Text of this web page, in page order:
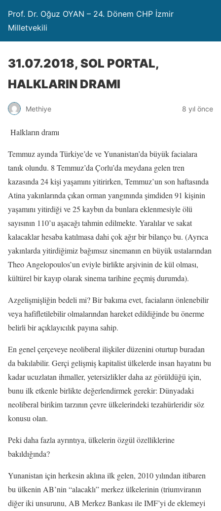
Prof. Dr. Oğuz OYAN – 24. Dönem CHP İzmir
Milletvekili
31.07.2018, SOL PORTAL,
HALKLARIN DRAMI
Methiye 8 yıl önce
Halkların dramı
Temmuz ayında Türkiye’de ve Yunanistan’da büyük facialara
tanık olundu. 8 Temmuz’da Çorlu’da meydana gelen tren
kazasında 24 kişi yaşamını yitirirken, Temmuz’un son haftasında
Atina yakınlarında çıkan orman yangınında şimdiden 91 kişinin
yaşamını yitirdiği ve 25 kaybın da bunlara eklenmesiyle ölü
sayısının 110’u aşacağı tahmin edilmekte. Yaralılar ve sakat
kalacaklar hesaba katılmasa dahi çok ağır bir bilanço bu. (Ayrıca
yakınlarda yitirdiğimiz bağımsız sinemanın en büyük ustalarından
Theo Angelopoulos’un eviyle birlikte arşivinin de kül olması,
kültürel bir kayıp olarak sinema tarihine geçmiş durumda).
Azgelişmişliğin bedeli mi? Bir bakıma evet, faciaların önlenebilir
veya hafifletilebilir olmalarından hareket edildiğinde bu önerme
belirli bir açıklayıcılık payına sahip.
En genel çerçeveye neoliberal ilişkiler düzenini oturtup buradan
da bakılabilir. Gerçi gelişmiş kapitalist ülkelerde insan hayatını bu
kadar ucuzlatan ihmaller, yetersizlikler daha az görüldüğü için,
bunu ilk etkenle birlikte değerlendirmek gerekir: Dünyadaki
neoliberal birikim tarzının çevre ülkelerindeki tezahürleridir söz
konusu olan.
Peki daha fazla ayrıntıya, ülkelerin özgül özelliklerine
bakıldığında?
Yunanistan için herkesin aklına ilk gelen, 2010 yılından itibaren
bu ülkenin AB’nin “alacaklı” merkez ülkelerinin (triumviranın
diğer iki unsurunu, AB Merkez Bankası ile IMF’yi de eklemeyi